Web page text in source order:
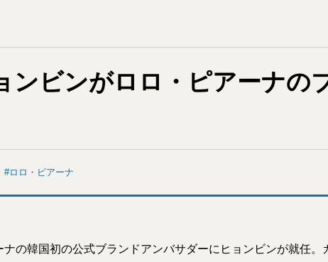
ンビンがロロ・ピアーナの
ロロ・ピアーナ
ナの韓国初の公式ブランドアンバサダーにヒョンビンが就任。